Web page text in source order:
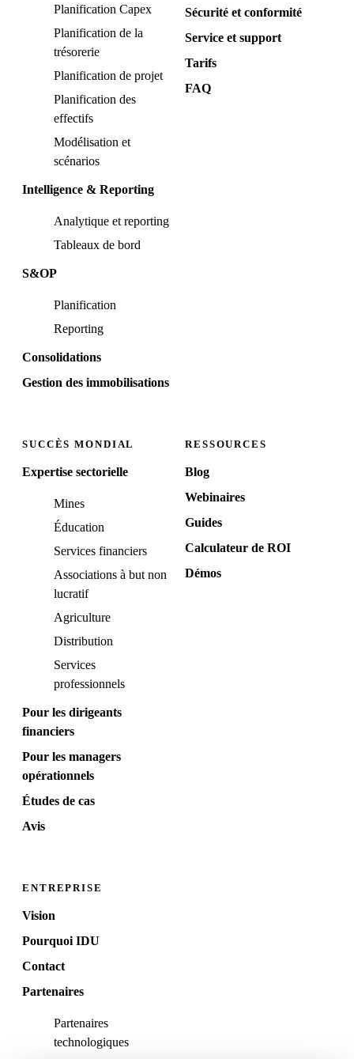
Planification Capex
Planification de la
trésorerie
Planification de projet
Planification des
effectifs
Modélisation et
scénarios
Intelligence & Reporting
Analytique et reporting
Tableaux de bord
S&OP
Planification
Reporting
Consolidations
Gestion des immobilisations
Sécurité et conformité
Service et support
Tarifs
FAQ
SUCCÈS MONDIAL
Expertise sectorielle
Mines
Éducation
Services financiers
Associations à but non
lucratif
Agriculture
Distribution
Services
professionnels
Pour les dirigeants
financiers
Pour les managers
opérationnels
Études de cas
Avis
RESSOURCES
Blog
Webinaires
Guides
Calculateur de ROI
Démos
ENTREPRISE
Vision
Pourquoi IDU
Contact
Partenaires
Partenaires
technologiques